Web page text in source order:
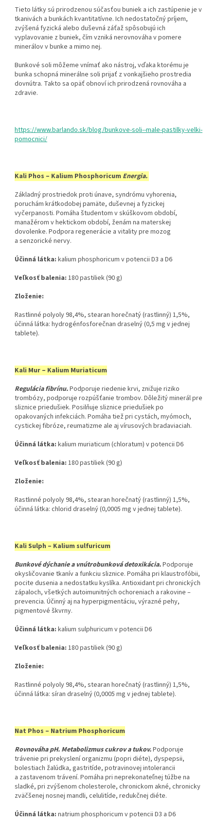
Tieto látky sú prirodzenou súčasťou buniek a ich zastúpenie je v
tkanivách a bunkách kvantitatívne. Ich nedostatočný príjem,
zvýšená fyzická alebo duševná záťaž spôsobujú ich
vyplavovanie z buniek, čím vzniká nerovnováha v pomere
minerálov v bunke a mimo nej.
Bunkové soli môžeme vnímať ako nástroj, vďaka ktorému je
bunka schopná minerálne soli prijať z vonkajšieho prostredia
dovnútra. Takto sa opäť obnoví ich prirodzená rovnováha a
zdravie.
https://www.barlando.sk/blog/bunkove-soli--male-pastilky-velki-
pomocnici/
Kali Phos – Kalium Phosphoricum Energia.
Základný prostriedok proti únave, syndrómu vyhorenia,
poruchám krátkodobej pamäte, duševnej a fyzickej
vyčerpanosti. Pomáha študentom v skúškovom období,
manažérom v hektickom období, ženám na materskej
dovolenke. Podpora regenerácie a vitality pre mozog
a senzorické nervy.
Účinná látka: ​ kalium phosphoricum v potencii D3 a D6
Veľkosť balenia: ​ 180 pastiliek (90 g)
Zloženie:
Rastlinné polyoly 98,4%, stearan horečnatý (rastlinný) 1,5%,
účinná látka: hydrogénfosforečnan draselný (0,5 mg v jednej
tablete).
Kali Mur – Kalium Muriaticum
Regulácia fibrínu.Podporuje riedenie krvi, znižuje riziko
trombózy, podporuje rozpúšťanie trombov. Dôležitý minerál pre
sliznice priedušiek. Posilňuje sliznice priedušiek po
opakovaných infekciách. Pomáha tiež pri cystách, myómoch,
cystickej fibróze, reumatizme ale aj vírusových bradaviaciah.
Účinná látka: ​ kalium muriaticum (chloratum) v potencii D6
Veľkosť balenia: ​ 180 pastiliek (90 g)
Zloženie:
Rastlinné polyoly 98,4%, stearan horečnatý (rastlinný) 1,5%,
účinná látka: chlorid draselný (0,0005 mg v jednej tablete).
Kali Sulph – Kalium sulfuricum
Bunkové dýchanie a vnútrobunková detoxikácia.Podporuje
okysličovanie tkanív a funkciu sliznice. Pomáha pri klaustrofóbii,
pocite dusenia a nedostatku kyslíka. Antioxidant pri chronických
zápaloch, všetkých autoimunitných ochoreniach a rakovine –
prevencia. Účinný aj na hyperpigmentáciu, výrazné pehy,
pigmentové škvrny.
Účinná látka: ​ kalium sulphuricum v potencii D6
Veľkosť balenia: ​ 180 pastiliek (90 g)
Zloženie:
Rastlinné polyoly 98,4%, stearan horečnatý (rastlinný) 1,5%,
účinná látka: síran draselný (0,0005 mg v jednej tablete).
Nat Phos – Natrium Phosphoricum
Rovnováha pH. Metabolizmus cukrov a tukov.Podporuje
trávenie pri prekyslení organizmu (popri diéte), dyspepsii,
bolestiach žalúdka, gastritíde, potravinovej intolerancii
a zastavenom trávení. Pomáha pri neprekonateľnej túžbe na
sladké, pri zvýšenom cholesterole, chronickom akné, chronicky
zväčšenej nosnej mandli, celulitíde, redukčnej diéte.
Účinná látka: ​ natrium phosphoricum v potencii D3 a D6